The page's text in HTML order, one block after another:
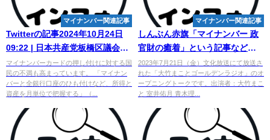
マイナンバー関連記事
Twitterの記事2024年10月24日
09:22 | 日本共産党板橋区議会議
員 いわい桐子
マイナンバーカードの押し付けに対する国
民の不満も高まっています。 「マイナン
バーと全銀行口座のひも付けなど、所得と
資産を月単位で把握する」（...
マイナンバー関連記事
しんぶん赤旗「マイナンバー 政
官財の癒着」という記事などを
紹介【室井佑月 - YouTube
2023年7月21日（金）文化放送にて放送さ
れた「大竹まことゴールデンラジオ」のオ
ープニングトークです。出演者：大竹まこ
と 室井佑月 青木理...